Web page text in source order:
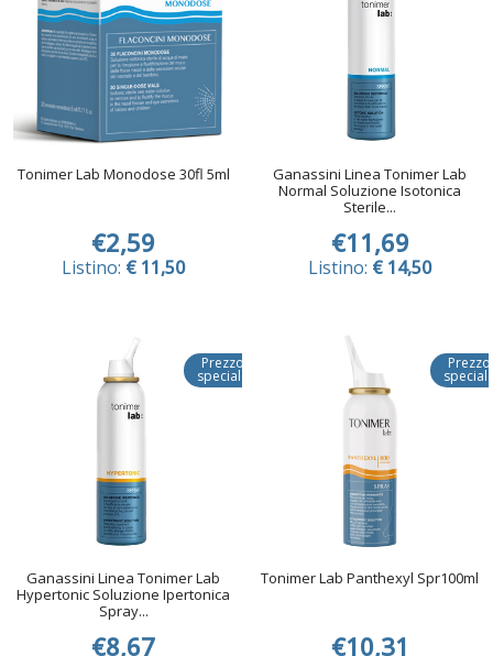
Tonimer Lab Monodose 30fl 5ml
€2,59
Listino: € 11,50
Ganassini Linea Tonimer Lab
Normal Soluzione Isotonica
Sterile...
€11,69
Listino: € 14,50
Prezzo
speciale
Ganassini Linea Tonimer Lab
Hypertonic Soluzione Ipertonica
Spray...
€8,67
Prezzo
Tonimer Lab Panthexyl Spr100ml
€10,31